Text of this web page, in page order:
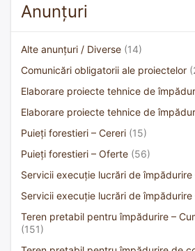
Anunțuri
Alte anunțuri / Diverse (14)
Comunicări obligatorii ale proiectelor
Elaborare proiecte tehnice de
Elaborare proiecte tehnice de
Puieți forestieri – Cereri (15)
Puieți forestieri – Oferte (56)
Servicii execuție lucrări de împădurire
Servicii execuție lucrări de împădurire
Teren pretabil pentru împădurire –
(151)